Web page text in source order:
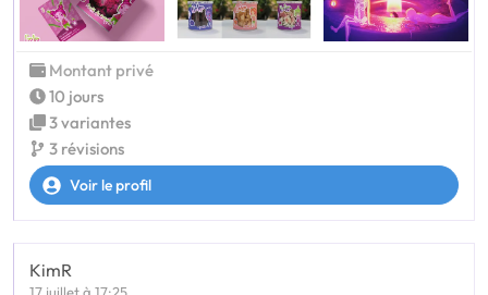
Montant privé
10 jours
3 variantes
3 révisions
Voir le profil
KimR